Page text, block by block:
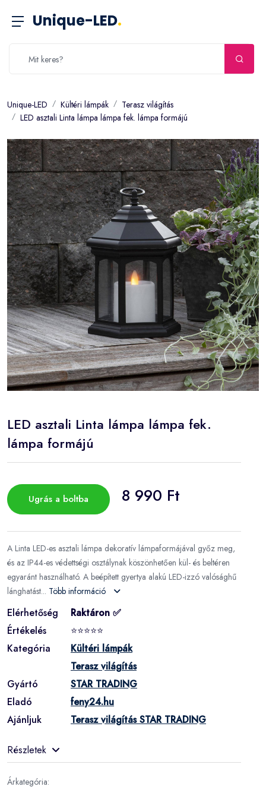
Unique-LED.
Unique-LED Kültéri lámpák
Terasz világítás
LED asztali Linta lámpa lámpa fek. lámpa formájú
LED asztali Linta lámpa lámpa fek.
lámpa formájú
Ugrás a boltba 8 990 Ft
A Linta LED-es asztali lámpa dekoratív lámpaformájával győz meg,
és az IP44-es védettségi osztálynak köszönhetően kül- és beltéren
egyaránt használható. A beépített gyertya alakú LED-izzó valósághű
lánghatást... Több információ
Elérhetőség
Raktáron ✅
Értékelés
⭐⭐⭐⭐⭐
Kategória
Kültéri lámpák
Terasz világítás
Gyártó
STAR TRADING
Eladó
feny24.hu
Ajánljuk
Terasz világítás STAR TRADING
Részletek
Árkategória: